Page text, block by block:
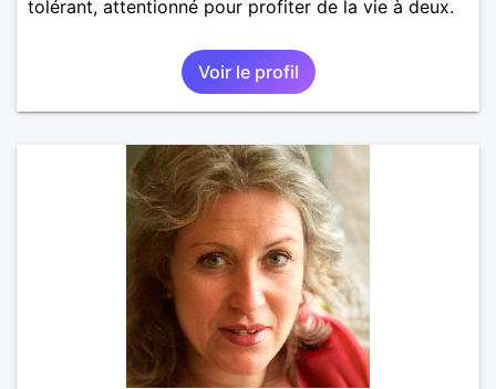
tolérant, attentionné pour profiter de la vie à deux.
Voir le profil